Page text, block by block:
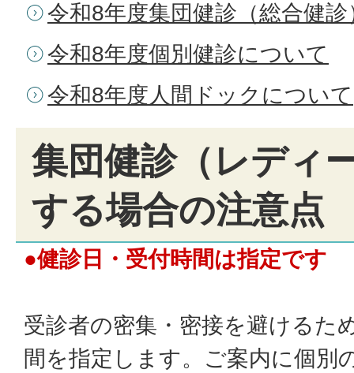
令和8年度集団健診（総合健
令和8年度個別健診について
令和8年度人間ドックについて
集団健診（レディ
する場合の注意点
●健診日・受付時間は指定です
受診者の密集・密接を避けるた
間を指定します。ご案内に個別